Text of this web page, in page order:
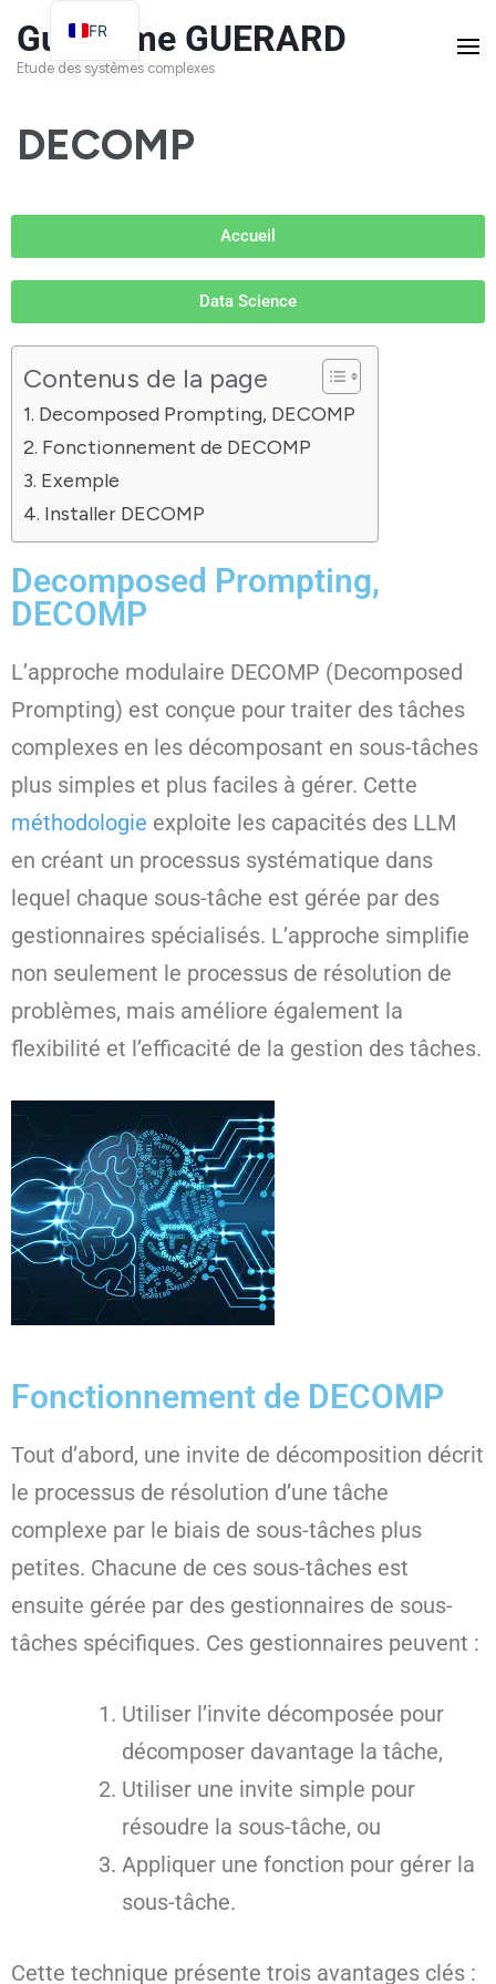
Guillaume GUERARD
Etude des systèmes complexes
DECOMP
Accueil
Data Science
Contenus de la page
Decomposed Prompting, DECOMP
Fonctionnement de DECOMP
Exemple
Installer DECOMP
Decomposed Prompting,
DECOMP
L’approche modulaire DECOMP (Decomposed
Prompting) est conçue pour traiter des tâches
complexes en les décomposant en sous-tâches
plus simples et plus faciles à gérer. Cette
méthodologie exploite les capacités des LLM
en créant un processus systématique dans
lequel chaque sous-tâche est gérée par des
gestionnaires spécialisés. L’approche simplifie
non seulement le processus de résolution de
problèmes, mais améliore également la
flexibilité et l’efficacité de la gestion des tâches.
Fonctionnement de DECOMP
Tout d’abord, une invite de décomposition décrit
le processus de résolution d’une tâche
complexe par le biais de sous-tâches plus
petites. Chacune de ces sous-tâches est
ensuite gérée par des gestionnaires de sous-
tâches spécifiques. Ces gestionnaires peuvent :
Utiliser l’invite décomposée pour
décomposer davantage la tâche,
Utiliser une invite simple pour
résoudre la sous-tâche, ou
Appliquer une fonction pour gérer la
sous-tâche.
Cette technique présente trois avantages clés :
FR
EN